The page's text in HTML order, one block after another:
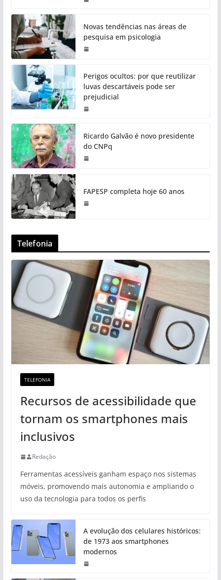
Novas tendências nas áreas de
pesquisa em psicologia
Perigos ocultos: por que reutilizar
luvas descartáveis pode ser
prejudicial
Ricardo Galvão é novo presidente
do CNPq
FAPESP completa hoje 60 anos
Telefonia
TELEFONIA
Recursos de acessibilidade que
tornam os smartphones mais
inclusivos
Redação
Ferramentas acessíveis ganham espaço nos sistemas
móveis, promovendo mais autonomia e ampliando o
uso da tecnologia para todos os perfis
A evolução dos celulares históricos:
de 1973 aos smartphones
modernos